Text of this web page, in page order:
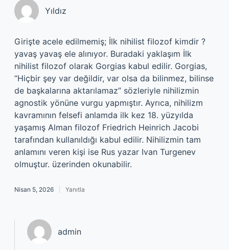
Yıldız
Girişte acele edilmemiş; İlk nihilist filozof kimdir ?
yavaş yavaş ele alınıyor. Buradaki yaklaşım İlk
nihilist filozof olarak Gorgias kabul edilir. Gorgias,
“Hiçbir şey var değildir, var olsa da bilinmez, bilinse
de başkalarına aktarılamaz” sözleriyle nihilizmin
agnostik yönüne vurgu yapmıştır. Ayrıca, nihilizm
kavramının felsefi anlamda ilk kez 18. yüzyılda
yaşamış Alman filozof Friedrich Heinrich Jacobi
tarafından kullanıldığı kabul edilir. Nihilizmin tam
anlamını veren kişi ise Rus yazar Ivan Turgenev
olmuştur. üzerinden okunabilir.
Nisan 5, 2026 Yanıtla
admin